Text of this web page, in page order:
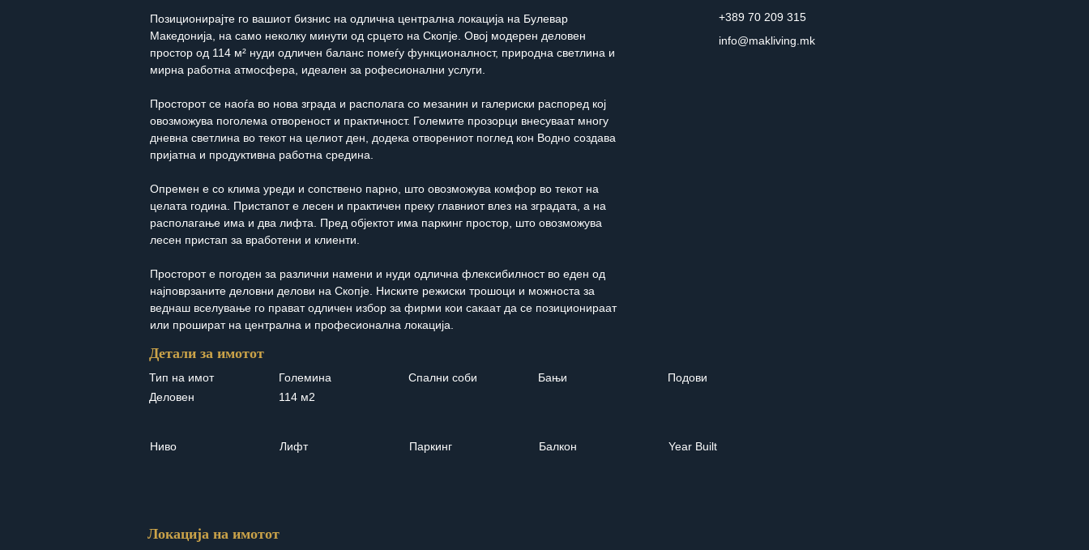
Позиционирајте го вашиот бизнис на одлична централна локација на Булевар
Македонија, на само неколку минути од срцето на Скопје. Овој модерен деловен
простор од 114 м² нуди одличен баланс помеѓу функционалност, природна светлина и
мирна работна атмосфера, идеален за рофесионални услуги.
Просторот се наоѓа во нова зграда и располага со мезанин и галериски распоред кој
овозможува поголема отвореност и практичност. Големите прозорци внесуваат многу
дневна светлина во текот на целиот ден, додека отворениот поглед кон Водно создава
пријатна и продуктивна работна средина.
Опремен е со клима уреди и сопствено парно, што овозможува комфор во текот на
целата година. Пристапот е лесен и практичен преку главниот влез на зградата, а на
располагање има и два лифта. Пред објектот има паркинг простор, што овозможува
лесен пристап за вработени и клиенти.
Просторот е погоден за различни намени и нуди одлична флексибилност во еден од
најповрзаните деловни делови на Скопје. Ниските режиски трошоци и можноста за
веднаш вселување го прават одличен избор за фирми кои сакаат да се позиционираат
или прошират на централна и професионална локација.
+389 70 209 315
info@makliving.mk
Детали за имотот
Тип на имот Големина Спални соби Бањи
Подови
Деловен
114 м2
Ниво Лифт Паркинг Балкон Year Built
Локација на имотот